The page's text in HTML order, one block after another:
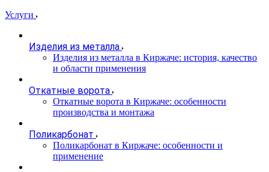
Услуги
Изделия из металла
Изделия из металла в Киржаче: история, качество
и области применения
Откатные ворота
Откатные ворота в Киржаче: особенности
производства и монтажа
Поликарбонат
Поликарбонат в Киржаче: особенности и
применение